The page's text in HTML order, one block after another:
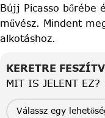
Bújj Picasso bőrébe
művész. Mindent
alkotáshoz.
KERETRE
MIT IS JELENT EZ?